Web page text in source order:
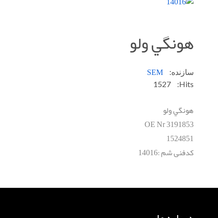
هونگي ولو
سازنده: SEM
Hits:
1527
هونگي ولو
OE Nr3191853
1524851
کدفنی شم :14016